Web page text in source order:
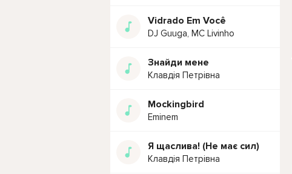
Vidrado Em Você
DJ Guuga, MC Livinho
Знайди мене
Клавдія Петрівна
Mockingbird
Eminem
Я щаслива! (Не має сил)
Клавдія Петрівна